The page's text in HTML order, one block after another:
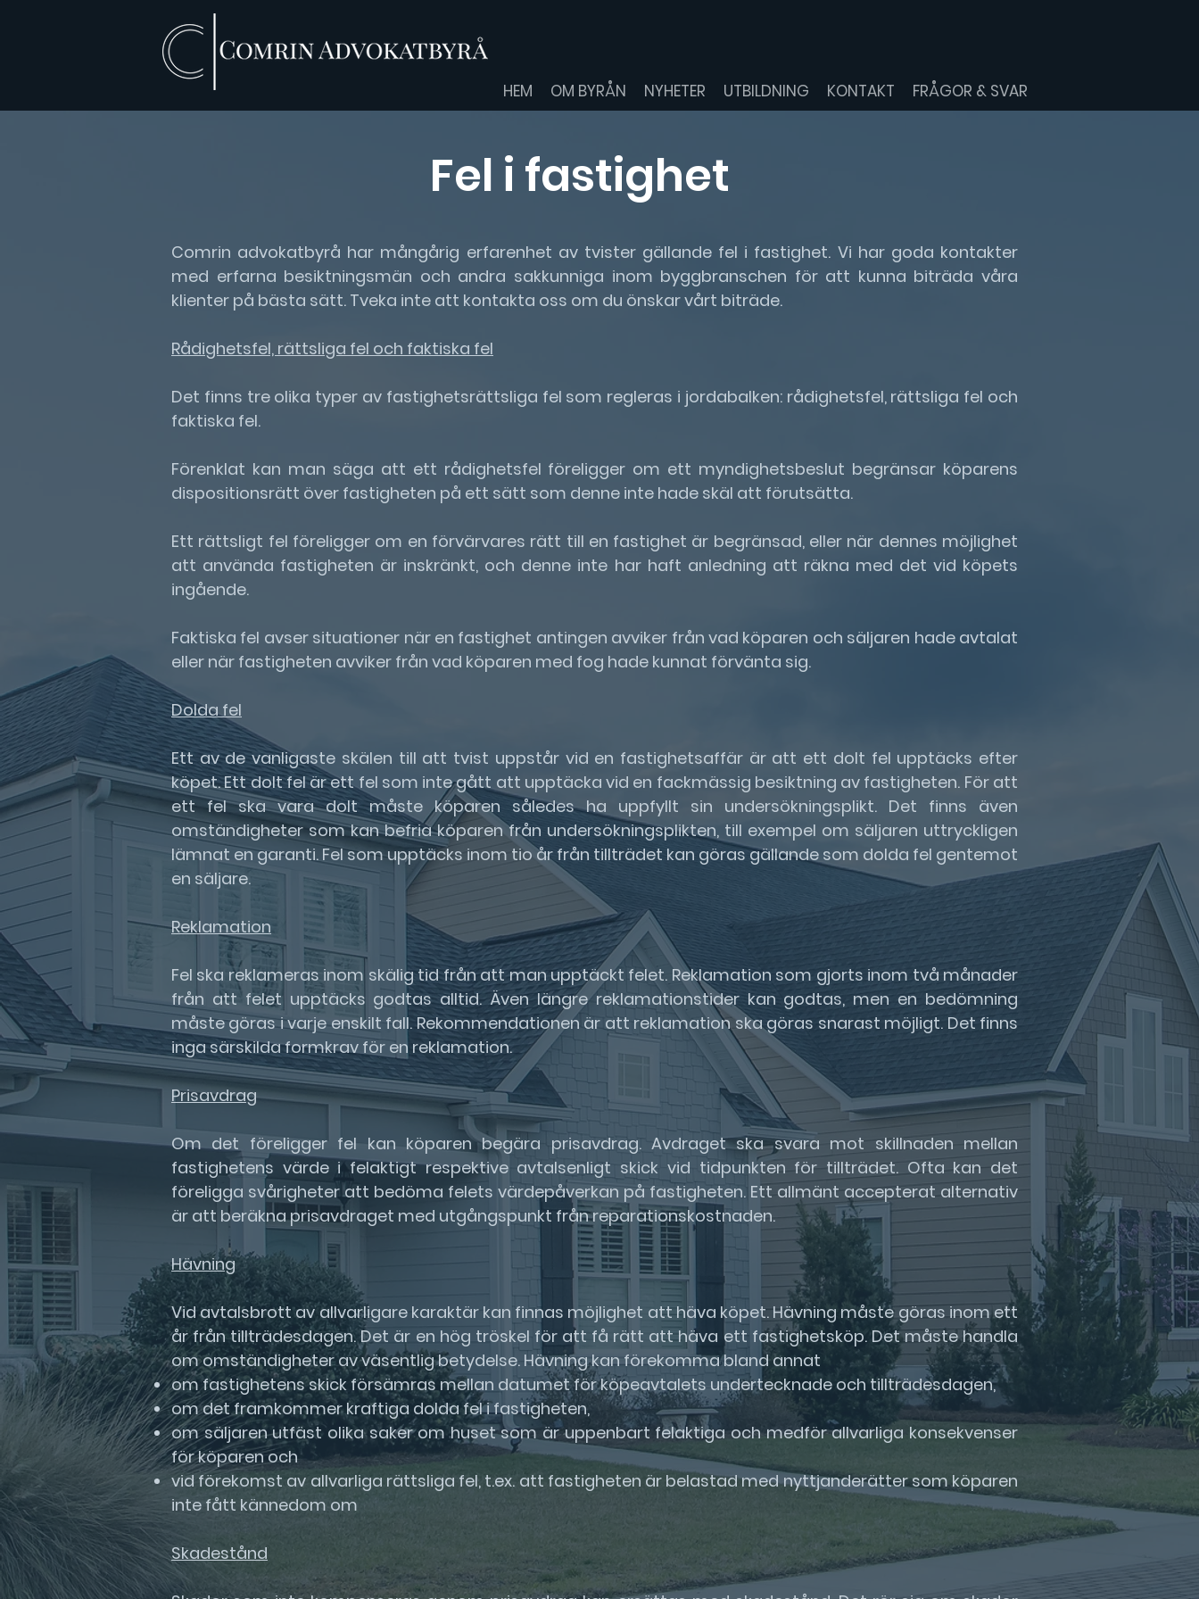
HEM OM BYRÅN NYHETER UTBILDNING KONTAKT FRÅGOR & SVAR
Fel i fastighet
Comrin advokatbyrå har mångårig erfarenhet av tvister gällande fel i fastighet. Vi har goda kontakter
med erfarna besiktningsmän och andra sakkunniga inom byggbranschen för att kunna biträda våra
klienter på bästa sätt. Tveka inte att kontakta oss om du önskar vårt biträde.
Rådighetsfel, rättsliga fel och faktiska fel
Det finns tre olika typer av fastighetsrättsliga fel som regleras i jordabalken: rådighetsfel, rättsliga fel och
faktiska fel.
Förenklat kan man säga att ett rådighetsfel föreligger om ett myndighetsbeslut begränsar köparens
dispositionsrätt över fastigheten på ett sätt som denne inte hade skäl att förutsätta.
Ett rättsligt fel föreligger om en förvärvares rätt till en fastighet är begränsad, eller när dennes möjlighet
att använda fastigheten är inskränkt, och denne inte har haft anledning att räkna med det vid köpets
ingående.
Faktiska fel avser situationer när en fastighet antingen avviker från vad köparen och säljaren hade avtalat
eller när fastigheten avviker från vad köparen med fog hade kunnat förvänta sig.
Dolda fel
Ett av de vanligaste skälen till att tvist uppstår vid en fastighetsaffär är att ett dolt fel upptäcks efter
köpet. Ett dolt fel är ett fel som inte gått att upptäcka vid en fackmässig besiktning av fastigheten. För att
ett fel ska vara dolt måste köparen således ha uppfyllt sin undersökningsplikt. Det finns även
omständigheter som kan befria köparen från undersökningsplikten, till exempel om säljaren uttryckligen
lämnat en garanti. Fel som upptäcks inom tio år från tillträdet kan göras gällande som dolda fel gentemot
en säljare.
Reklamation
Fel ska reklameras inom skälig tid från att man upptäckt felet. Reklamation som gjorts inom två månader
från att felet upptäcks godtas alltid. Även längre reklamationstider kan godtas, men en bedömning
måste göras i varje enskilt fall. Rekommendationen är att reklamation ska göras snarast möjligt. Det finns
inga särskilda formkrav för en reklamation.
Prisavdrag
Om det föreligger fel kan köparen begära prisavdrag. Avdraget ska svara mot skillnaden mellan
fastighetens värde i felaktigt respektive avtalsenligt skick vid tidpunkten för tillträdet. Ofta kan det
föreligga svårigheter att bedöma felets värdepåverkan på fastigheten. Ett allmänt accepterat alternativ
är att beräkna prisavdraget med utgångspunkt från reparationskostnaden.
Hävning
Vid avtalsbrott av allvarligare karaktär kan finnas möjlighet att häva köpet. Hävning måste göras inom ett
år från tillträdesdagen. Det är en hög tröskel för att få rätt att häva ett fastighetsköp. Det måste handla
om omständigheter av väsentlig betydelse. Hävning kan förekomma bland annat
om fastighetens skick försämras mellan datumet för köpeavtalets undertecknade och tillträdesdagen,
om det framkommer kraftiga dolda fel i fastigheten,
om säljaren utfäst olika saker om huset som är uppenbart felaktiga och medför allvarliga konsekvenser
för köparen och
vid förekomst av allvarliga rättsliga fel, t.ex. att fastigheten är belastad med nyttjanderätter som köparen
inte fått kännedom om
Skadestånd